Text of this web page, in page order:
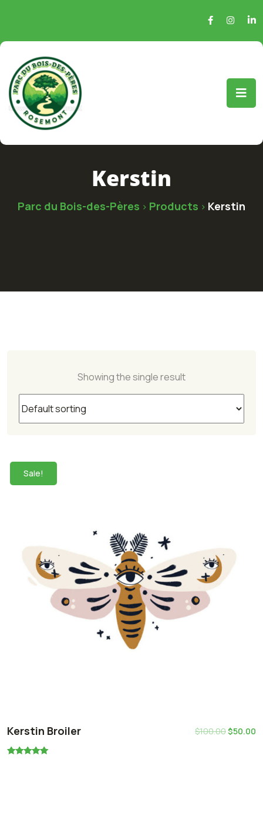
Kerstin
Parc du Bois-des-Pères > Products > Kerstin
Showing the single result
Sale!
Kerstin Broiler $100.00$50.00